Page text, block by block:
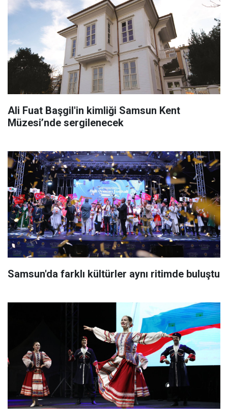
Ali Fuat Başgil'in kimliği Samsun Kent
Müzesi’nde sergilenecek
Samsun'da farklı kültürler aynı ritimde buluştu